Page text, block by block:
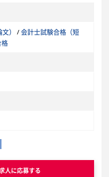
） /会計士試験合格（短
格
人に応募する